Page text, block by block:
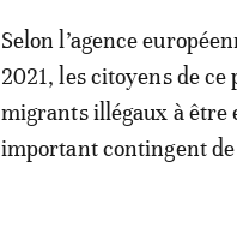
Selon l’agence
2021, les citoyens de
migrants illégaux à être
important contingent